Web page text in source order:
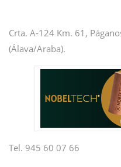
Crta. A-124 Km. 61,
(Álava/Araba).
Tel. 945 60 07 66